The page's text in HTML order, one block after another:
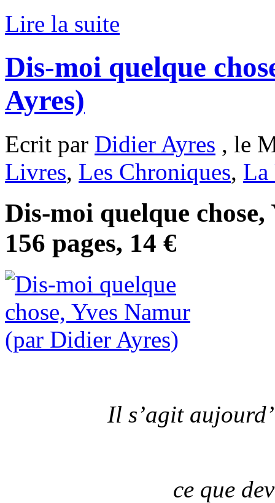
Lire la suite
Dis-moi quelque
Ayres)
Ecrit par Didier Ayres , le
Livres, Les Chroniques, La
Dis-moi quelque
156 pages, 14 €
Il s’agit
ce que